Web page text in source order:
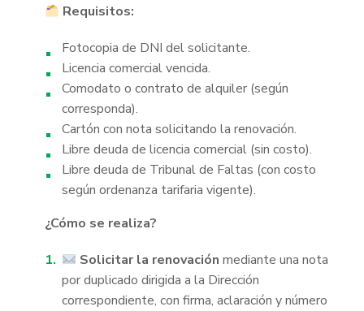
Requisitos:
Fotocopia de DNI del solicitante.
Licencia comercial vencida.
Comodato o contrato de alquiler (según
corresponda).
Cartón con nota solicitando la renovación.
Libre deuda de licencia comercial (sin costo).
Libre deuda de Tribunal de Faltas (con costo
según ordenanza tarifaria vigente).
¿Cómo se realiza?
Solicitar la renovación mediante una nota
por duplicado dirigida a la Dirección
correspondiente, con firma, aclaración y número